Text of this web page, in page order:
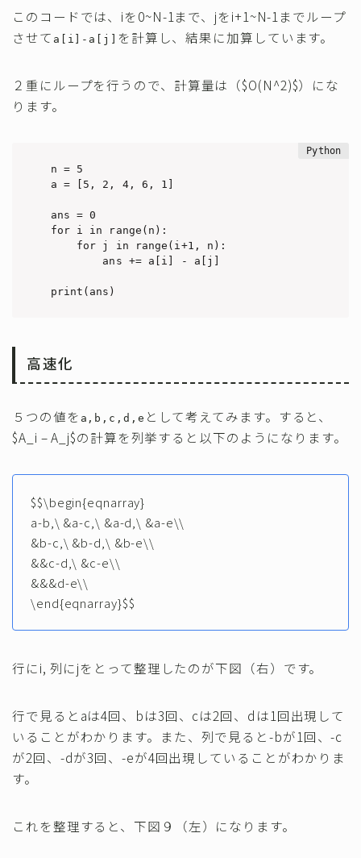
このコードでは、iを0~N-1まで、jをi+1~N-1までループ
させて a[i]-a[j] を計算し、結果に加算しています。
２重にループを行うので、計算量は（$O(N^2)$）にな
ります。
n = 5
a = [5, 2, 4, 6, 1]
ans = 0
for i in range(n):
    for j in range(i+1, n):
        ans += a[i] - a[j]
print(ans)
高速化
５つの値を a,b,c,d,e として考えてみます。すると、
$A_i – A_j$の計算を列挙すると以下のようになります。
$$\begin{eqnarray}
a-b,\ &a-c,\ &a-d,\ &a-e\\
&b-c,\ &b-d,\ &b-e\\
&&c-d,\ &c-e\\
&&&d-e\\
\end{eqnarray}$$
行にi, 列にjをとって整理したのが下図（右）です。
行で見るとaは4回、bは3回、cは2回、dは1回出現して
いることがわかります。また、列で見ると-bが1回、-c
が2回、-dが3回、-eが4回出現していることがわかりま
す。
これを整理すると、下図９（左）になります。